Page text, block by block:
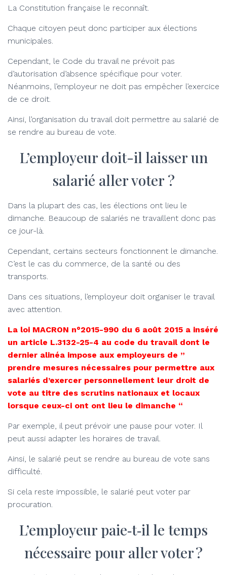
La Constitution française le reconnaît.
Chaque citoyen peut donc participer aux élections
municipales.
Cependant, le Code du travail ne prévoit pas
d’autorisation d’absence spécifique pour voter.
Néanmoins, l’employeur ne doit pas empêcher l’exercice
de ce droit.
Ainsi, l’organisation du travail doit permettre au salarié de
se rendre au bureau de vote.
L’employeur doit-il laisser un
salarié aller voter ?
Dans la plupart des cas, les élections ont lieu le
dimanche. Beaucoup de salariés ne travaillent donc pas
ce jour-là.
Cependant, certains secteurs fonctionnent le dimanche.
C’est le cas du commerce, de la santé ou des
transports.
Dans ces situations, l’employeur doit organiser le travail
avec attention.
La loi MACRON n°2015-990 du 6 août 2015 a inséré
un article L.3132-25-4 au code du travail dont le
dernier alinéa impose aux employeurs de ”
prendre mesures nécessaires pour permettre aux
salariés d’exercer personnellement leur droit de
vote au titre des scrutins nationaux et locaux
lorsque ceux-ci ont ont lieu le dimanche “
Par exemple, il peut prévoir une pause pour voter. Il
peut aussi adapter les horaires de travail.
Ainsi, le salarié peut se rendre au bureau de vote sans
difficulté.
Si cela reste impossible, le salarié peut voter par
procuration.
L’employeur paie‑t‑il le temps
nécessaire pour aller voter ?